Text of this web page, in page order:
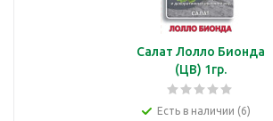
Салат Лолло Бионда
(ЦВ) 1гр.
Есть в наличии (6)